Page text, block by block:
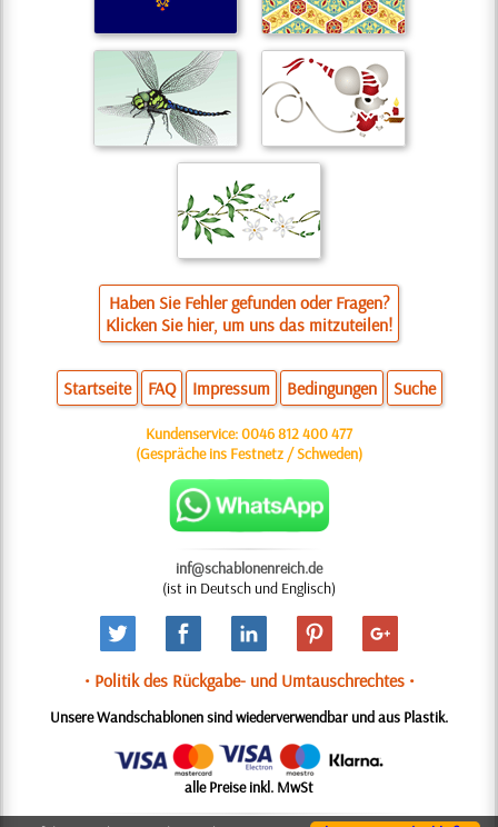
Haben Sie Fehler gefunden oder Fragen?
Klicken Sie hier, um uns das mitzuteilen!
Startseite FAQ Impressum Bedingungen Suche
Kundenservice:0046 812 400 477
(Gespräche ins Festnetz / Schweden)
inf@schablonenreich.de
(ist in Deutsch und Englisch)
• Politik des Rückgabe- und Umtauschrechtes •
Unsere Wandschablonen sind wiederverwendbar und aus Plastik.
alle Preise inkl. MwSt